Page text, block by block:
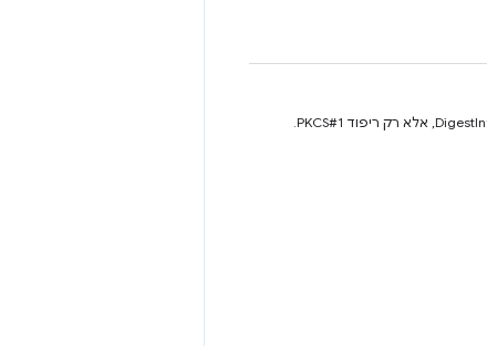
מציין את אלגוריתם החתימה RSASSA PKCS#1 v1.5 עם הגיבוב MD5-SHA-1. התוסף לא יכול להוסיף קידומת DigestInfo, אלא רק ריפוד PKCS#1.